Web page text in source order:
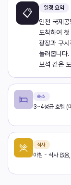
📋 일정 요약
인천 국제
도착하여
광장과 구
둘러봅니다
보석 같은
숙소
3~4성급 호텔 (
식사
아침 - 식사 없